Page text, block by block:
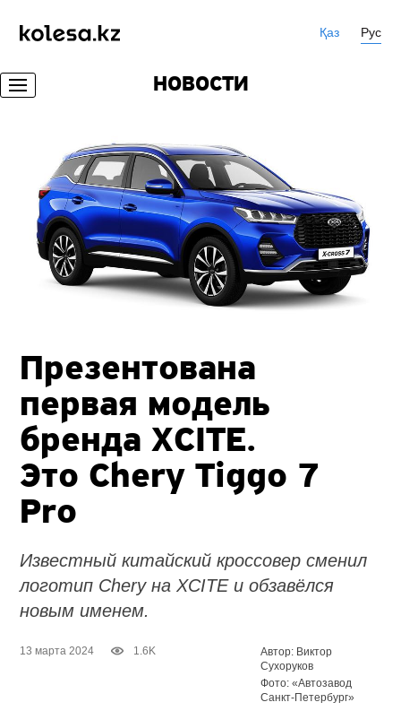
Қаз Рус
НОВОСТИ
Презентована
первая модель
бренда XCITE.
Это Chery Tiggo 7
Pro
Известный китайский кроссовер сменил
логотип Chery на XCITE и обзавёлся
новым именем.
13 марта 2024 1.6K
Автор: Виктор
Сухоруков
Фото: «Автозавод
Санкт-Петербург»